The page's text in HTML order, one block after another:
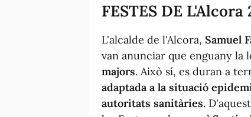
FESTES DE L'Alcora
L'alcalde de l'Alcora, Samuel
van anunciar que enguany la
majors. Això sí, es duran a
adaptada a la situació
autoritats sanitàries.